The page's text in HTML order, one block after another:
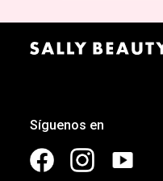
Síguenos en